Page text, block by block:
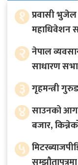
१ प्रवासी
महाधिवेशन
२ नेपाल
साधारण सभा
३ गृहमन्त्री
४ साउनको
बजार,
५